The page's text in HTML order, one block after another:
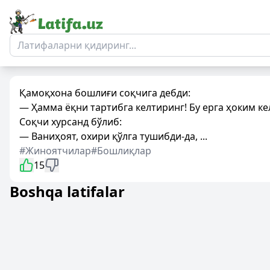
Қамоқхона бошлиғи соқчига дебди:
— Ҳамма ёқни тартибга келтиринг! Бу ерга ҳоким
Соқчи хурсанд бўлиб:
— Ваниҳоят, охири қўлга тушибди-да, ...
#Жиноятчилар#Бошлиқлар
15
Boshqa latifalar